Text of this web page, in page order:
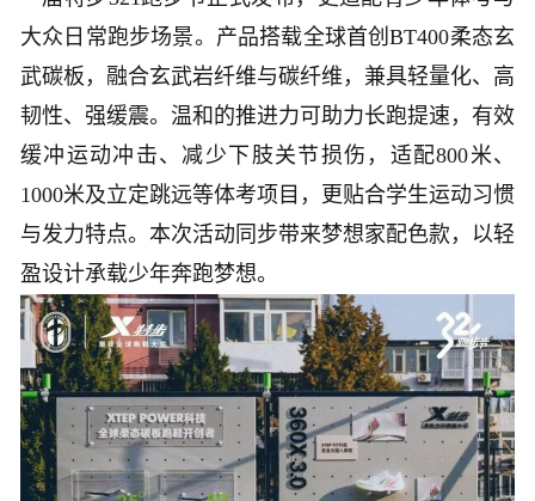
大众日常跑步场景。产品搭载全球首创BT400柔态玄
武碳板，融合玄武岩纤维与碳纤维，兼具轻量化、高
韧性、强缓震。温和的推进力可助力长跑提速，有效
缓冲运动冲击、减少下肢关节损伤，适配800米、
1000米及立定跳远等体考项目，更贴合学生运动习惯
与发力特点。本次活动同步带来梦想家配色款，以轻
盈设计承载少年奔跑梦想。